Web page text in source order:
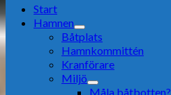
Start
Hamnen
Båtplats
Hamnkommittén
Kranförare
Miljö
Måla båtbotten?